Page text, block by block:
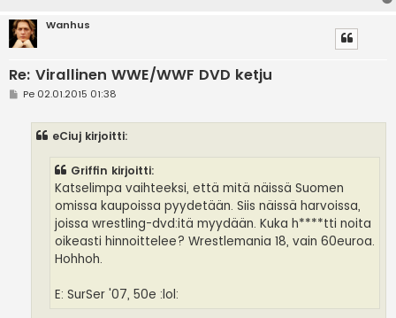
Wanhus
Re: Virallinen WWE/WWF DVD ketju
VPe 02.01.2015 01:38
eCiuj kirjoitti:
Griffin kirjoitti:
Katselimpa vaihteeksi, että mitä näissä Suomen
omissa kaupoissa pyydetään. Siis näissä harvoissa,
joissa wrestling-dvd:itä myydään. Kuka h****tti noita
oikeasti hinnoittelee? Wrestlemania 18, vain 60euroa.
Hohhoh.
E: SurSer '07, 50e :lol: